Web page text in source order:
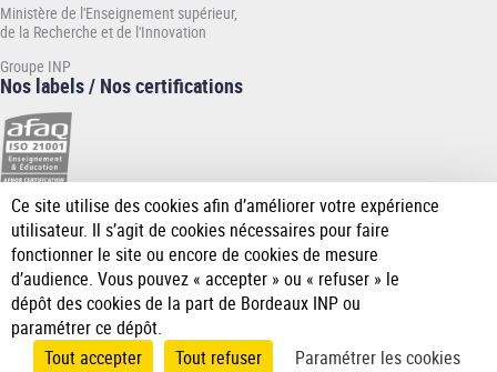
Ministère de l'Enseignement supérieur,
de la Recherche et de l'Innovation
Groupe INP
Nos labels / Nos certifications
AccueilMentions Données AccessibilitéGérer les
Ce site utilise des cookies afin d’améliorer votre expérience
utilisateur. Il s’agit de cookies nécessaires pour faire
fonctionner le site ou encore de cookies de mesure
d’audience. Vous pouvez « accepter » ou « refuser » le
dépôt des cookies de la part de Bordeaux INP ou
paramétrer ce dépôt.
Tout accepter Tout refuser Paramétrer les cookies